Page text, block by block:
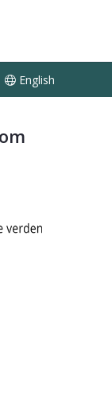
English